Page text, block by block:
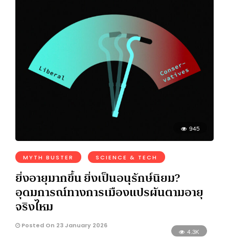
945
MYTH BUSTER SCIENCE & TECH
ยิ่งอายุมากขึ้น ยิ่งเป็นอนุรักษ์นิยม?
อุดมการณ์ทางการเมืองแปรผันตามอายุ
จริงไหม
Posted On 23 January 2026
4.3K